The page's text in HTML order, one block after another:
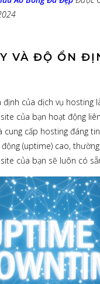
VÀ ĐỘ ỔN
định của dịch vụ hosting
của bạn hoạt động
cung cấp hosting đáng
(uptime) cao,
của bạn sẽ luôn có